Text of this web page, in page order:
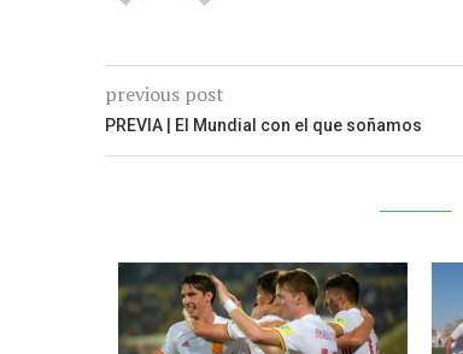
previous post
PREVIA | El Mundial con el que soñamos